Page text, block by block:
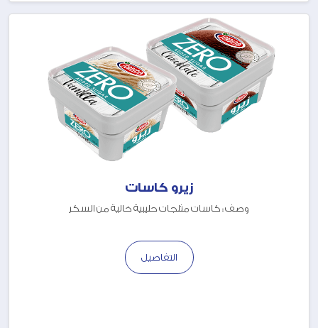
زيرو كاسات
وصف : كاسات مثلجات حليبية خالية من السكر
التفاصيل